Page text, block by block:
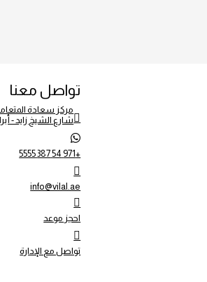
تواصل معنا
مركز سعادة
شارع الشيخ زايد -
+971 54 387 5555
info@vilal.ae
احجز موعد
تواصل مع الإدارة